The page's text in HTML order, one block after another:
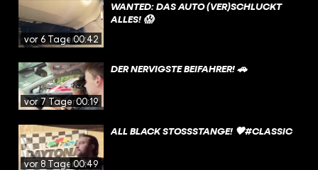
vor 6 Tagen00:42
WANTED: DAS AUTO (VER)SCHLUCKT
ALLES! 😱
vor 7 Tagen00:19
DER NERVIGSTE BEIFAHRER! 🚗
vor 8 Tagen00:49
ALL BLACK STOSSSTANGE! 🖤#CLASSIC